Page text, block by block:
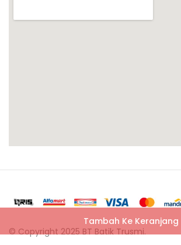
Tambah Ke Keranjang
© Copyright 2025 BT Batik Trusmi.